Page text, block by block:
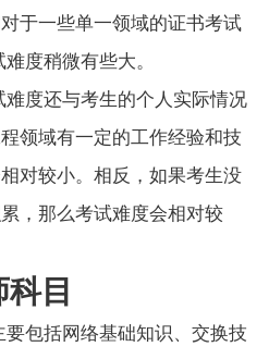
于一些单一领域的证书考试
度稍微有些大。
难度还与考生的个人实际情况
领域有一定的工作经验和技
对较小。相反，如果考生没
，那么考试难度会相对较
目
包括网络基础知识、交换技